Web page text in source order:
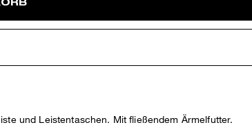
und Leistentaschen. Mit fließendem Ärmelfutter.